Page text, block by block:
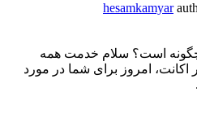
hesamkamyar
است؟ سلام خدمت همه
امروز برای شما در مورد